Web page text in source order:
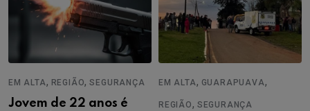
EM ALTA , REGIÃO,SEGURANÇA
Jovem de 22 anos é
EM ALTA , GUARAPUAVA ,
REGIÃO , SEGURANÇA